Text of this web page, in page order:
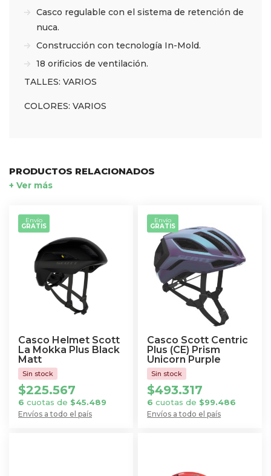
Casco regulable con el sistema de retención de
nuca.
Construcción con tecnología In-Mold.
18 orificios de ventilación.
TALLES: VARIOS
COLORES: VARIOS
PRODUCTOS RELACIONADOS
+ Ver más
Casco Helmet Scott
La Mokka Plus Black
Matt
Envío
GRATIS
Envíos a todo el país
$225.567
6 cuotas de $45.489
Casco Scott Centric
Plus (CE) Prism
Unicorn Purple
Envío
GRATIS
Envíos a todo el país
$493.317
6 cuotas de $99.486
múltiples